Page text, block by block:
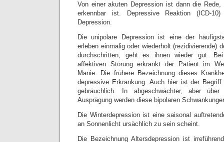
Von einer akuten Depression ist dann die
erkennbar ist. Depressive Reaktion (ICD-
Depression.
Die unipolare Depression ist eine der
erleben einmalig oder wiederholt (rezidivierende)
durchschritten, geht es ihnen wieder gut.
affektiven Störung erkrankt der Patient im
Manie. Die frühere Bezeichnung dieses
depressive Erkrankung. Auch hier ist der Begriff
gebräuchlich. In abgeschwächter, aber
Ausprägung werden diese bipolaren
Die Winterdepression ist eine saisonal
an Sonnenlicht ursächlich zu sein scheint.
Die Bezeichnung Altersdepression ist